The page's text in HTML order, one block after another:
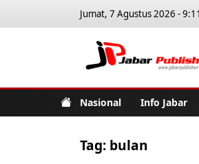
Jumat, 7 Agustus 2026 -
Nasional Info Jabar
Tag: bulan